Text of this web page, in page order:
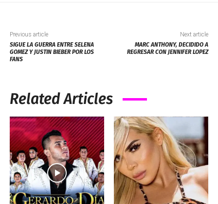
Previous article
SIGUE LA GUERRA ENTRE SELENA
GOMEZ Y JUSTIN BIEBER POR LOS
FANS
Next article
MARC ANTHONY, DECIDIDO A
REGRESAR CON JENNIFER LOPEZ
Related Articles